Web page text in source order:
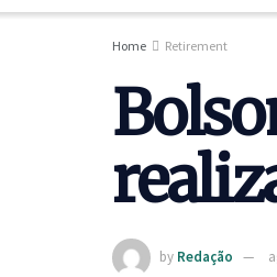
Home Retirement
by Redação